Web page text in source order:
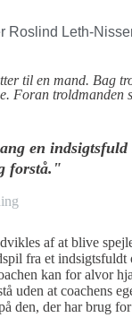
Roslind Leth-
til en mand. Bag
Foran troldmanden
en
forstå."
af at blive
fra et indsigtsfuldt
kan for alvor
uden at coachens
den, der har brug